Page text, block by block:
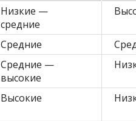
Низкие —
средние
Средние
Средние —
высокие
Высокие